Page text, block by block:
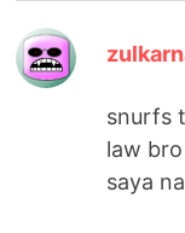
snurfs
law
saya